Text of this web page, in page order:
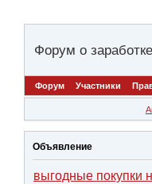
Форум о
Форум Участники
Объявление
выгодные покупки